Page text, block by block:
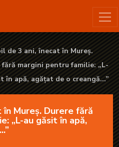
Durere fără margini pentru
de 3 ani, înecat în Mureș.
fără margini pentru familie: „L-
în apă, agățat de o creangă...”
Mureș. Durere fără
„L-au găsit în apă,